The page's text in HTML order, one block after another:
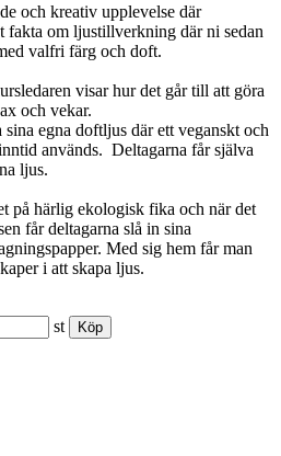
och kreativ upplevelse där
fakta om ljustillverkning där ni sedan
valfri färg och doft.
visar hur det går till att göra
och vekar.
sina egna doftljus där ett veganskt och
används. Deltagarna får själva
ljus.
på härlig ekologisk fika och när det
får deltagarna slå in sina
Med sig hem får man
i att skapa ljus.
st